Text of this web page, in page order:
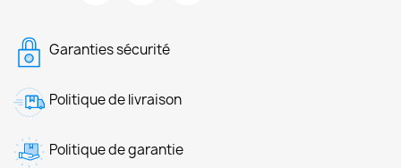
Garanties sécurité
Politique de livraison
Politique de garantie